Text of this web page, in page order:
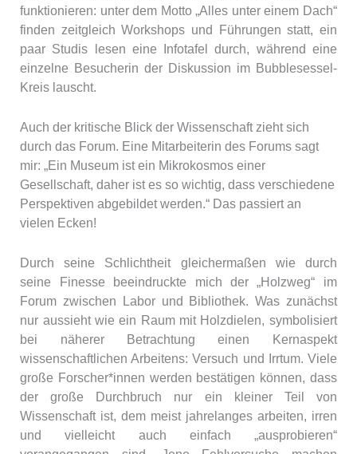
funktionieren: unter dem Motto „Alles unter einem Dach“
finden zeitgleich Workshops und Führungen statt, ein
paar Studis lesen eine Infotafel durch, während eine
einzelne Besucherin der Diskussion im Bubblesessel-
Kreis lauscht.
Auch der kritische Blick der Wissenschaft zieht sich
durch das Forum. Eine Mitarbeiterin des Forums sagt
mir: „Ein Museum ist ein Mikrokosmos einer
Gesellschaft, daher ist es so wichtig, dass verschiedene
Perspektiven abgebildet werden.“ Das passiert an
vielen Ecken!
Durch seine Schlichtheit gleichermaßen wie durch
seine Finesse beeindruckte mich der „Holzweg“ im
Forum zwischen Labor und Bibliothek. Was zunächst
nur aussieht wie ein Raum mit Holzdielen, symbolisiert
bei näherer Betrachtung einen Kernaspekt
wissenschaftlichen Arbeitens: Versuch und Irrtum. Viele
große Forscher*innen werden bestätigen können, dass
der große Durchbruch nur ein kleiner Teil von
Wissenschaft ist, dem meist jahrelanges arbeiten, irren
und vielleicht auch einfach „ausprobieren“